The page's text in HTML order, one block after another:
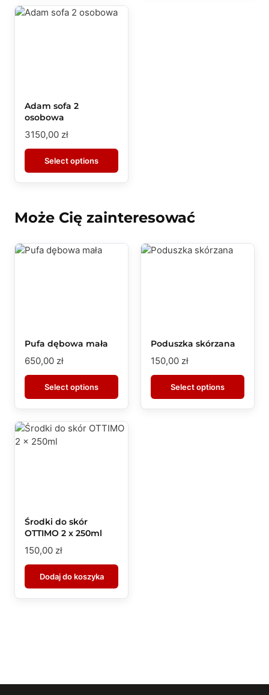
Adam sofa 2
osobowa
3150,00 zł
Select options
Może Cię zainteresować
Pufa dębowa mała
650,00 zł
Select options
Poduszka skórzana
150,00 zł
Select options
Środki do skór
OTTIMO 2 x 250ml
150,00 zł
Dodaj do koszyka